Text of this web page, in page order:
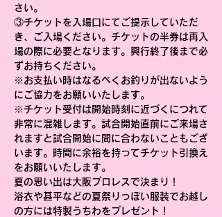
さい。
③チケットを入場口にてご提示していただ
き、ご入場ください。チケットの半券は再入
場の際に必要となります。興行終了後まで必
ずお持ちください。
※お支払い時はなるべくお釣りが出ないよう
にご協力をお願いいたします。
※チケット受付は開始時刻に近づくにつれて
非常に混雑します。試合開始直前にご来場さ
れますと試合開始に間に合わないこともござ
います。時間に余裕を持ってチケット引換え
をお願いいたします。
夏の思い出は大阪プロレスで決まり！
浴衣や甚平などの夏祭りっぽい服装でお越し
の方には特製うちわをプレゼント！